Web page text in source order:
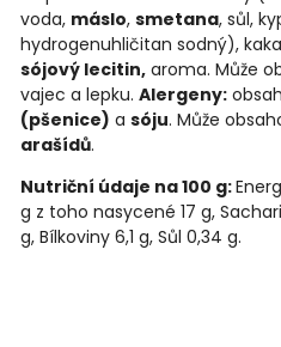
voda, máslo, smetana, sůl,
hydrogenuhličitan sodný),
sójový lecitin, aroma. Může
vajec a lepku. Alergeny:
(pšenice) a sóju. Může
arašídů.
Nutriční údaje na 100 g:
g z toho nasycené 17 g,
g, Bílkoviny 6,1 g, Sůl 0,34 g.